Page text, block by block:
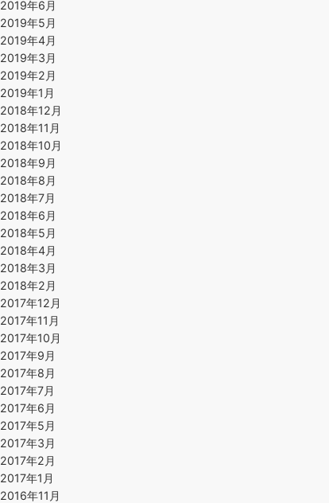
2019年6月
2019年5月
2019年4月
2019年3月
2019年2月
2019年1月
2018年12月
2018年11月
2018年10月
2018年9月
2018年8月
2018年7月
2018年6月
2018年5月
2018年4月
2018年3月
2018年2月
2017年12月
2017年11月
2017年10月
2017年9月
2017年8月
2017年7月
2017年6月
2017年5月
2017年3月
2017年2月
2017年1月
2016年11月